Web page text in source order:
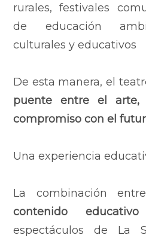
rurales,festivales
de educación
culturales y educativos
De esta manera, el
puente entre el
compromiso con el
Una experiencia
La combinación
contenido educativo
espectáculos de La